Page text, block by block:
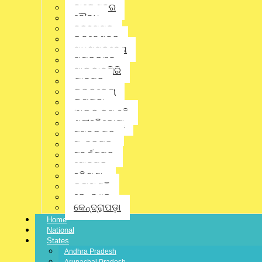
ବାଲେଶ୍ଵର
ବୌଦ୍ଧ
ବ୍ରହ୍ମପୁର
ଭୁବନେଶ୍ବର
ମଧ୍ୟପ୍ରଦେଶ
ମୟୂରଭଞ୍ଜ
ମାଲକାନଗିରି
ଯାଜପୁର
ରାଉରକେଲା
ରାୟଗଡ଼ା
ୱାଲ୍ଡ କପ୍ ହକି
ଶ୍ରୀହରିକୋଟା
ସମ୍ବଲପୁର
ସୁନ୍ଦରଗଡ଼
ସୁବର୍ଣ୍ଣପୁର
ସୋନପୁର
ହରିୟଣା
କଳାହାଣ୍ଡି
କେନ୍ଦୁଝର
କେନ୍ଦ୍ରାପଡ଼ା
Home
National
States
Andhra Pradesh
Facebook